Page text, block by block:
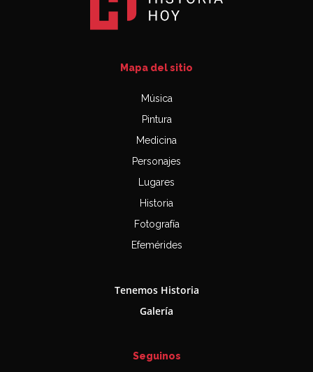
Mapa del sitio
Música
Pintura
Medicina
Personajes
Lugares
Historia
Fotografía
Efemérides
Tenemos Historia
Galería
Seguinos